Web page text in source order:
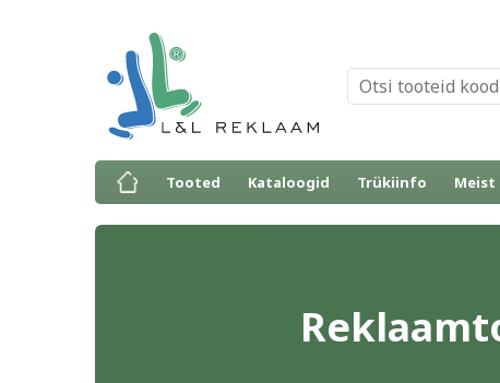
Tooted Kataloogid Trükiinfo Meist